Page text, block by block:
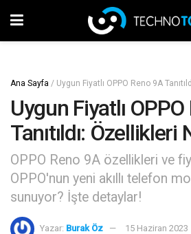
Ana Sayfa / Uygun Fiyatlı OPPO Reno 9A
Uygun Fiyatlı
Tanıtıldı: Özellikleri
OPPO Reno 9A özellikleri ve
OPPO'nun yeni akıllı telefon
sunuyor? İşte detaylar!
Yazar: Burak Öz 15 Haziran 2023